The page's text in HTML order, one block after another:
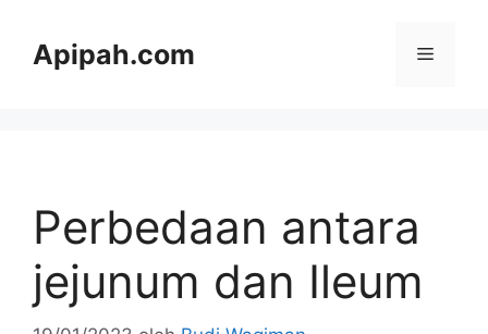
Apipah.com Menu
Perbedaan antara
jejunum dan Ileum